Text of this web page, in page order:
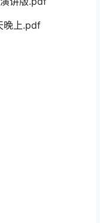
晚上.pdf